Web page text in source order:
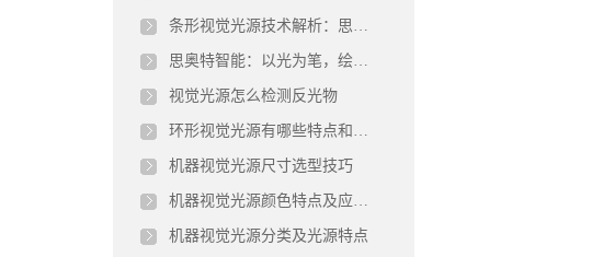
条形视觉光源技术解析：思奥特智能与工业检测新趋势
思奥特智能：以光为笔，绘就工业检测新图景——机器视觉光源技术全面解析
视觉光源怎么检测反光物
环形视觉光源有哪些特点和用途
机器视觉光源尺寸选型技巧
机器视觉光源颜色特点及应用技巧
机器视觉光源分类及光源特点